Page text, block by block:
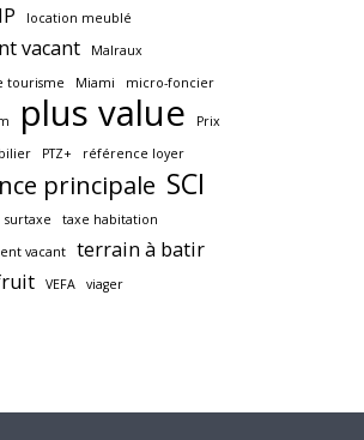
location meublé
vacant
Malraux
tourisme
Miami micro-foncier
plus value
Prix
PTZ+ référence loyer
principale SCI
surtaxe
taxe habitation
vacant
terrain à batir
VEFA viager